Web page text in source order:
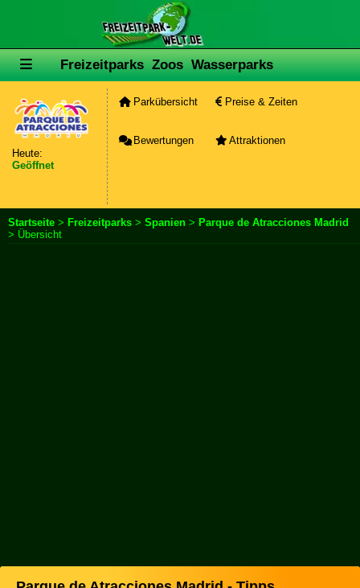
Freizeitparks Zoos Wasserparks
Heute:
Geöffnet
Parkübersicht Preise & Zeiten
Bewertungen Attraktionen
Startseite > Freizeitparks > Spanien > Parque de Atracciones Madrid
> Übersicht